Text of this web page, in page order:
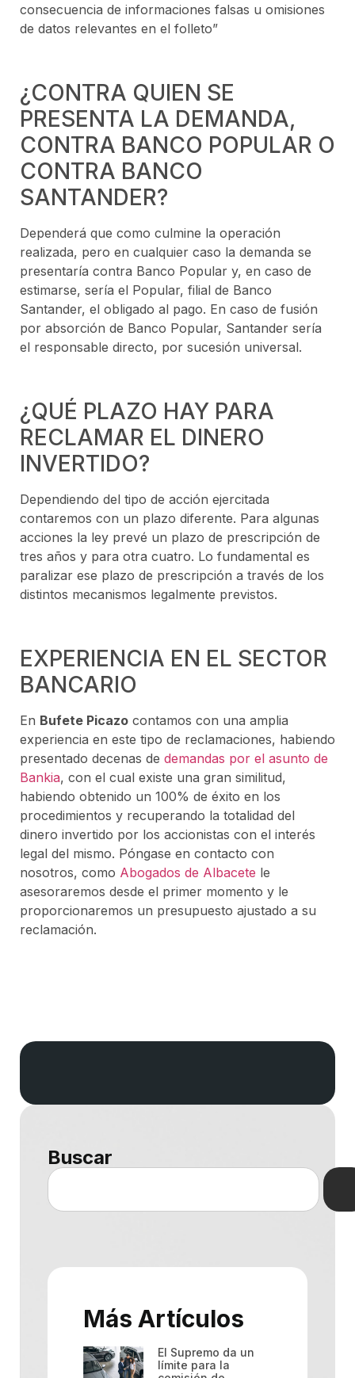
consecuencia de informaciones falsas u omisiones
de datos relevantes en el folleto”
¿CONTRA QUIEN SE
PRESENTA LA DEMANDA,
CONTRA BANCO POPULAR O
CONTRA BANCO
SANTANDER?
Dependerá que como culmine la operación
realizada, pero en cualquier caso la demanda se
presentaría contra Banco Popular y, en caso de
estimarse, sería el Popular, filial de Banco
Santander, el obligado al pago. En caso de fusión
por absorción de Banco Popular, Santander sería
el responsable directo, por sucesión universal.
¿QUÉ PLAZO HAY PARA
RECLAMAR EL DINERO
INVERTIDO?
Dependiendo del tipo de acción ejercitada
contaremos con un plazo diferente. Para algunas
acciones la ley prevé un plazo de prescripción de
tres años y para otra cuatro. Lo fundamental es
paralizar ese plazo de prescripción a través de los
distintos mecanismos legalmente previstos.
EXPERIENCIA EN EL SECTOR
BANCARIO
En Bufete Picazo contamos con una amplia
experiencia en este tipo de reclamaciones, habiendo
presentado decenas de demandas por el asunto de
Bankia, con el cual existe una gran similitud,
habiendo obtenido un 100% de éxito en los
procedimientos y recuperando la totalidad del
dinero invertido por los accionistas con el interés
legal del mismo. Póngase en contacto con
nosotros, como Abogados de Albacete le
asesoraremos desde el primer momento y le
proporcionaremos un presupuesto ajustado a su
reclamación.
Buscar
Más Artículos
El Supremo da un
límite para la